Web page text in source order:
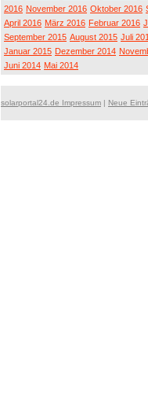
2016 November 2016 Oktober 2016
April 2016 März 2016 Februar 2016
September 2015 August 2015 Juli
Januar 2015 Dezember 2014
Juni 2014 Mai 2014
solarportal24.de Impressum | Neue